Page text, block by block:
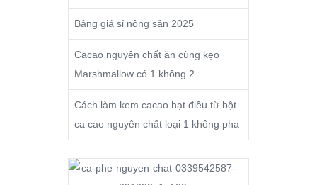
Bảng giá sỉ nông sản 2025
Cacao nguyên chất ăn cùng kẹo
Marshmallow có 1 không 2
Cách làm kem cacao hạt điều từ bột
ca cao nguyên chất loại 1 không pha